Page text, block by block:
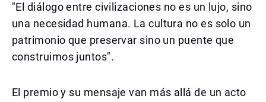
"El diálogo entre civilizaciones no es un lujo, sino
una necesidad humana. La cultura no es solo un
patrimonio que preservar sino un puente que
construimos juntos".
El premio y su mensaje van más allá de un acto